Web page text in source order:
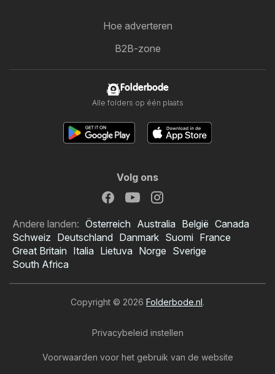
Hoe adverteren
B2B-zone
Folderbode
Alle folders op één plaats
Volg ons
Andere landen: Österreich Australia België Canada
Schweiz Deutschland Danmark Suomi France
Great Britain Italia Lietuva Norge Sverige
South Africa
Copyright © 2026 Folderbode.nl.
Privacybeleid instellen
Voorwaarden voor het gebruik van de website